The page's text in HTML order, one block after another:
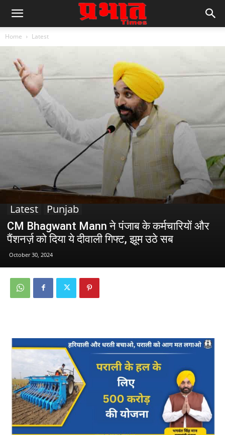
Home Latest
Latest Punjab
CM Bhagwant Mann ने पंजाब के कर्मचारियों और
पैंशनर्ज़ को दिया ये दीवाली गिफ्ट, झूम उठे सब
October 30, 2024